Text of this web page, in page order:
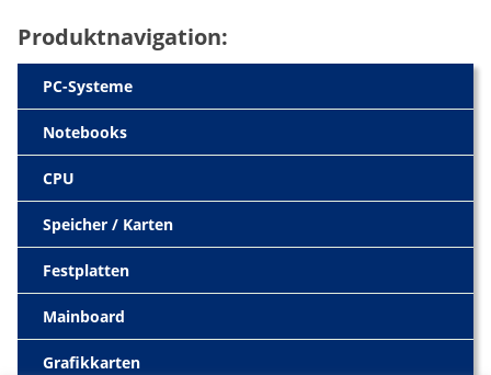
Produktnavigation:
PC-Systeme
Notebooks
CPU
Speicher / Karten
Festplatten
Mainboard
Grafikkarten